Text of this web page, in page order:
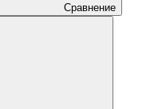
Сравнение